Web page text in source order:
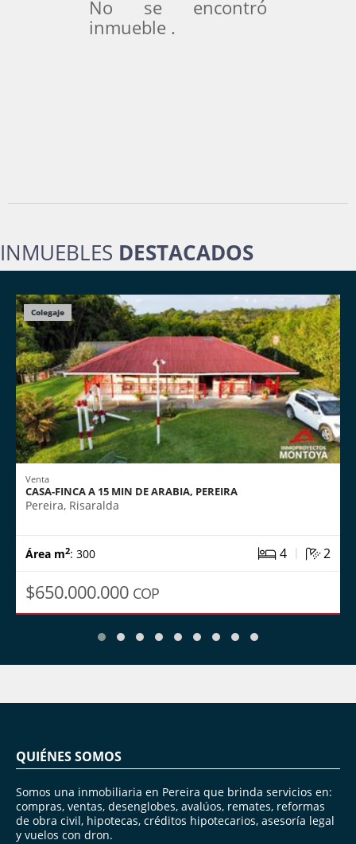
No se encontró
inmueble .
INMUEBLES DESTACADOS
Colegaje
Venta
CASA-FINCA A 15 MIN DE ARABIA, PEREIRA
Pereira, Risaralda
Área m2: 300 4 | 2
$650.000.000 COP
QUIÉNES SOMOS
Somos una inmobiliaria en Pereira que brinda servicios en:
compras, ventas, desenglobes, avalúos, remates, reformas
de obra civil, hipotecas, créditos hipotecarios, asesoría legal
y vuelos con dron.